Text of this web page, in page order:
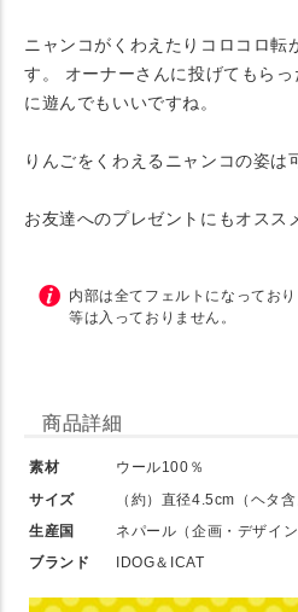
ニャンコがくわえたりコロコロ転
す。 オーナーさんに投げてもら
に遊んでもいいですね。
りんごをくわえるニャンコの姿は
お友達へのプレゼントにもオスス
内部は全てフェルトになってお
等は入っておりません。
商品詳細
素材
ウール100％
サイズ
（約）直径4.5cm（ヘタ含
生産国
ネパール（企画・デザイン
ブランド
IDOG＆ICAT